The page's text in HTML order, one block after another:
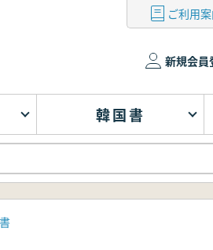
ご利用
新規会員
韓国書